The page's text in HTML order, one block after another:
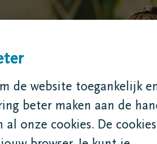
je brochure aan
de website toegankelijk
beter maken aan de
al onze cookies. De cookies